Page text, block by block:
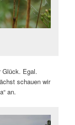
Glück. Egal.
schauen wir
an.